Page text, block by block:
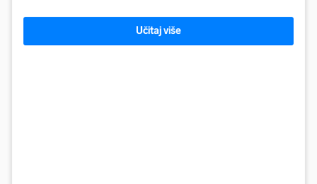
Učitaj više